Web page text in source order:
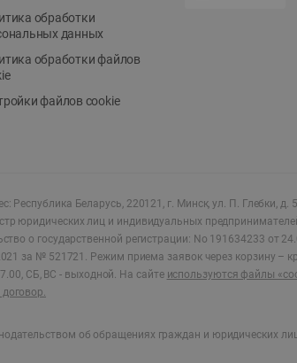
обработки
данных
обработки файлов
файлов cookie
Республика Беларусь, 220121, г. Минск, ул. П. Глебки, д.
юридических лиц и индивидуальных
о государственной регистрации: No 191634233 от
за № 521721. Режим приема заявок через корзину –
СБ, ВС - выходной. На сайте используются файлы
об обращениях граждан и юридических